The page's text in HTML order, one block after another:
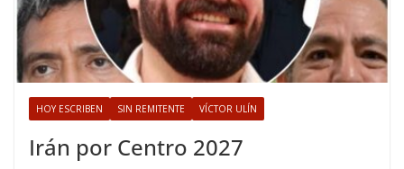
HOY ESCRIBEN SIN REMITENTE VÍCTOR ULÍN
Irán por Centro 2027